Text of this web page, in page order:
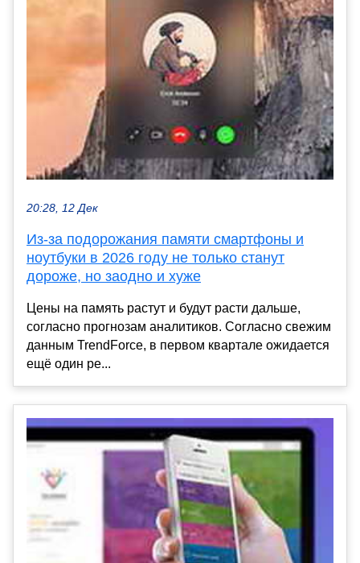
20:28, 12 Дек
Из-за подорожания памяти смартфоны и
ноутбуки в 2026 году не только станут
дороже, но заодно и хуже
Цены на память растут и будут расти дальше,
согласно прогнозам аналитиков. Согласно свежим
данным TrendForce, в первом квартале ожидается
ещё один ре...